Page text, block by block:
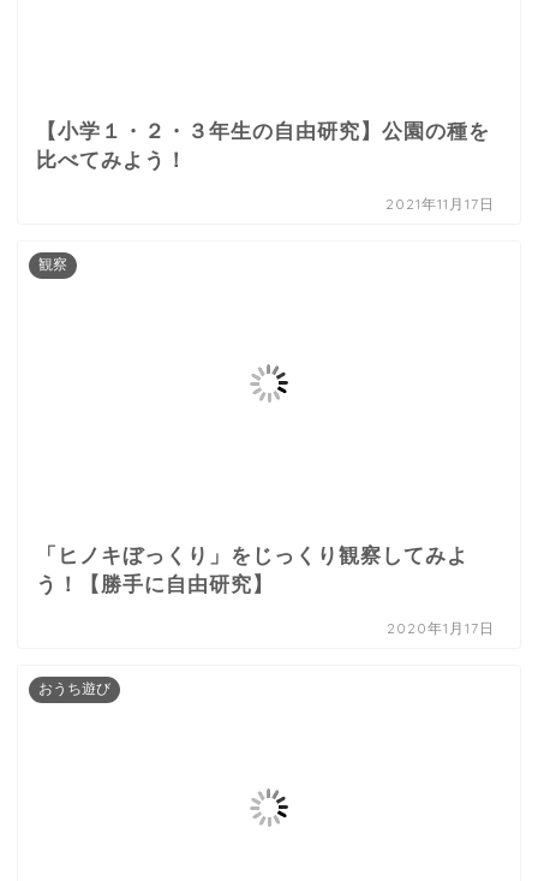
【小学１・２・３年生の自由研究】公園の種を
比べてみよう！
2021年11月17日
観察
「ヒノキぼっくり」をじっくり観察してみよ
う！【勝手に自由研究】
2020年1月17日
おうち遊び